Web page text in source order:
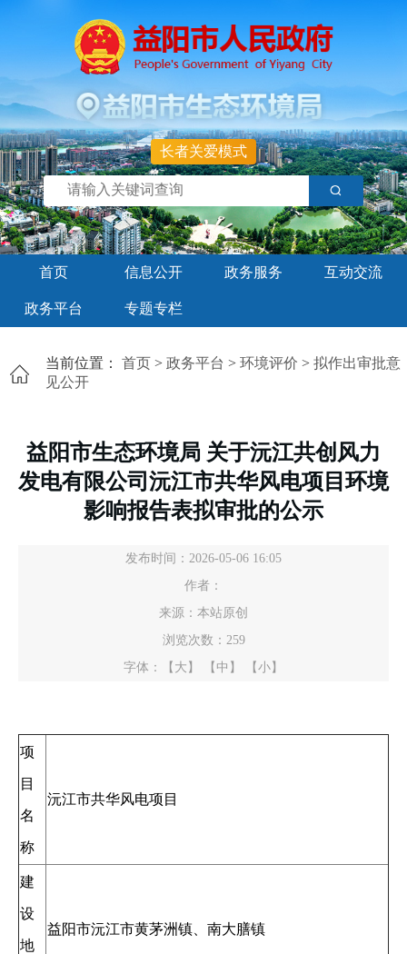
长者关爱模式
首页 信息公开 政务服务 互动交流
政务平台 专题专栏
当前位置： 首页 > 政务平台 > 环境评价 > 拟作出审批意
见公开
益阳市生态环境局 关于沅江共创风力
发电有限公司沅江市共华风电项目环境
影响报告表拟审批的公示
发布时间：2026-05-06 16:05
作者：
来源：本站原创
浏览次数： 259
字体：
【大】 【中】 【小】
项
目
名
称
沅江市共华风电项目
建
设
地
益阳市沅江市黄茅洲镇、南大膳镇